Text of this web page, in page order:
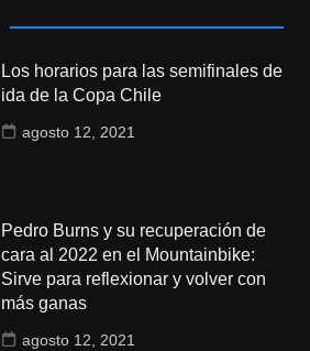
Los horarios para las semifinales de
ida de la Copa Chile
agosto 12, 2021
Pedro Burns y su recuperación de
cara al 2022 en el Mountainbike:
Sirve para reflexionar y volver con
más ganas
agosto 12, 2021